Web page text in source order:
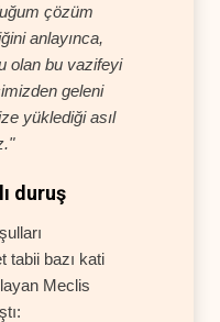
çözüm
anlayınca,
olan bu vazifeyi
geleni
yüklediği asıl
duruş
tabii bazı kati
Meclis